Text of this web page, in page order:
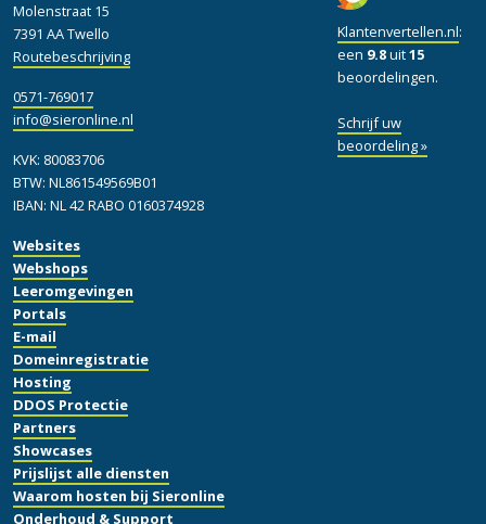
Websites
Webshops
Leeromgevingen
Portals
E-mail
Domeinregistratie
Hosting
DDOS Protectie
Partners
Showcases
Prijslijst alle diensten
Waarom hosten bij Sieronline
Onderhoud & Support
Klantenvertellen.nl:
een 9.8uit15
beoordelingen.
Schrijf uw
beoordeling »
Molenstraat 15
7391 AA Twello
Routebeschrijving
0571-769017
info@sieronline.nl
KVK: 80083706
BTW: NL861549569B01
IBAN: NL 42 RABO 0160374928